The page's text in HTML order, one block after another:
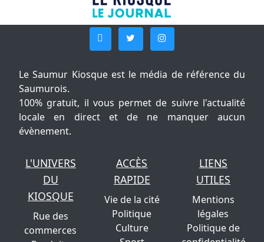
Le Saumur Kiosque est le média de référence du
Saumurois.
100% gratuit, il vous permet de suivre l'actualité
locale en direct et de ne manquer aucun
évènement.
L'UNIVERS
DU
KIOSQUE
Rue des
commerces
ACCÈS
RAPIDE
Vie de la cité
Politique
Culture
LIENS
UTILES
Mentions
légales
Politique de